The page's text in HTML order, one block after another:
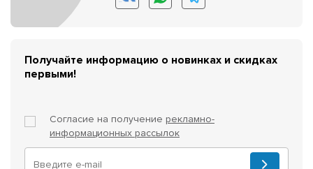
Получайте информацию о новинках и скидках
первыми!
Согласие на получение рекламно-
информационных рассылок